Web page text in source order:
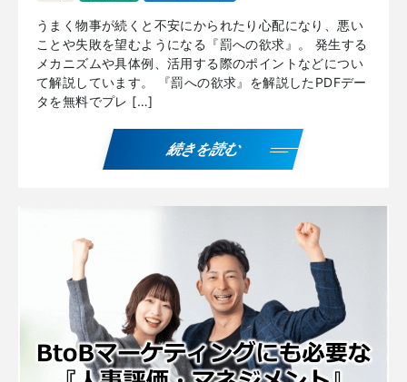
うまく物事が続くと不安にかられたり心配になり、悪い
ことや失敗を望むようになる『罰への欲求』。 発生する
メカニズムや具体例、活用する際のポイントなどについ
て解説しています。 『罰への欲求』を解説したPDFデー
タを無料でプレ […]
続きを読む